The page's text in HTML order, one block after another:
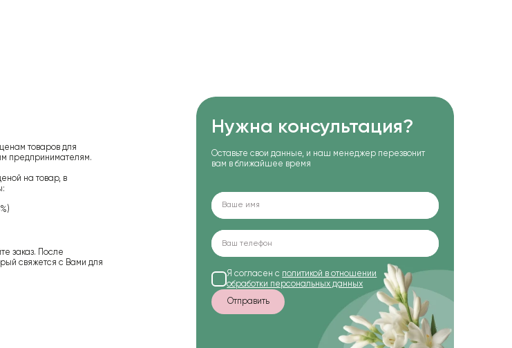
товаров для
предпринимателям.
на товар, в
заказ. После
свяжется с Вами для
Нужна консультация?
Оставьте свои данные, и наш менеджер перезвонит
вам в ближайшее время
Я согласен с политикой в отношении
обработки персональных данных
Отправить